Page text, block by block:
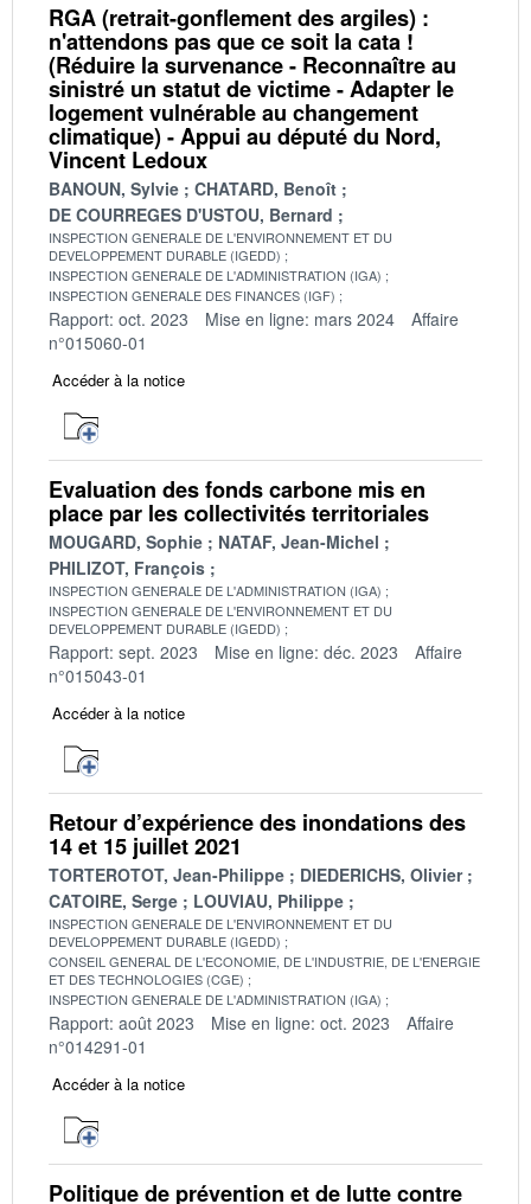
RGA (retrait-gonflement des argiles) :
n'attendons pas que ce soit la cata !
(Réduire la survenance - Reconnaître au
sinistré un statut de victime - Adapter le
logement vulnérable au changement
climatique) - Appui au député du Nord,
Vincent Ledoux
BANOUN, Sylvie
CHATARD, Benoît
DE COURREGES D'USTOU, Bernard
INSPECTION GENERALE DE L'ENVIRONNEMENT ET DU
DEVELOPPEMENT DURABLE (IGEDD)
INSPECTION GENERALE DE L'ADMINISTRATION (IGA)
INSPECTION GENERALE DES FINANCES (IGF)
Rapport: oct. 2023 Mise en ligne: mars 2024
Affaire
n°015060-01
Accéder à la notice
Evaluation des fonds carbone mis en
place par les collectivités territoriales
MOUGARD, Sophie
NATAF, Jean-Michel
PHILIZOT, François
INSPECTION GENERALE DE L'ADMINISTRATION (IGA)
INSPECTION GENERALE DE L'ENVIRONNEMENT ET DU
DEVELOPPEMENT DURABLE (IGEDD)
Rapport: sept. 2023 Mise en ligne: déc. 2023
Affaire
n°015043-01
Accéder à la notice
Retour d’expérience des inondations des
14 et 15 juillet 2021
TORTEROTOT, Jean-Philippe
DIEDERICHS, Olivier
CATOIRE, Serge
LOUVIAU, Philippe
INSPECTION GENERALE DE L'ENVIRONNEMENT ET DU
DEVELOPPEMENT DURABLE (IGEDD)
CONSEIL GENERAL DE L'ECONOMIE, DE L'INDUSTRIE, DE L'ENERGIE
ET DES TECHNOLOGIES (CGE)
INSPECTION GENERALE DE L'ADMINISTRATION (IGA)
Rapport: août 2023 Mise en ligne: oct. 2023
Affaire
n°014291-01
Accéder à la notice
Politique de prévention et de lutte contre